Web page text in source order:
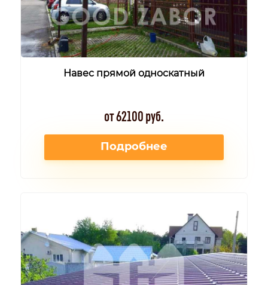
Навес прямой односкатный
от 62100 руб.
Подробнее